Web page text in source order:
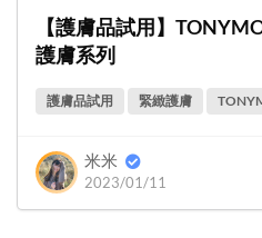
【護膚品試用】
護膚系列
護膚品試用 緊緻護膚
米米
2023/01/11